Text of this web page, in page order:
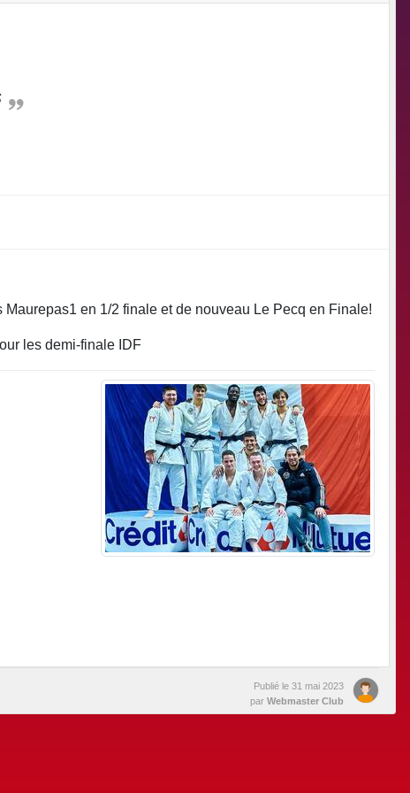
en 1/2 finale et de nouveau Le Pecq en Finale!
les demi-finale IDF
Publié le 31 mai 2023
par Webmaster Club